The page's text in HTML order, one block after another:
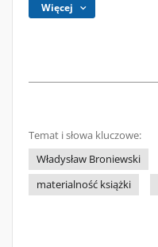
Więcej
Temat i słowa kluczowe:
Władysław Broniewski
materialność książki